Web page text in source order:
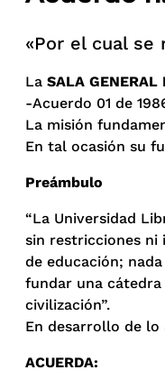
«Por el cual se
La SALA GENERAL
-Acuerdo 01 de
La misión
En tal ocasión su
Preámbulo
“La Universidad
sin restricciones ni
de educación;
fundar una
civilización”.
En desarrollo de lo
ACUERDA: